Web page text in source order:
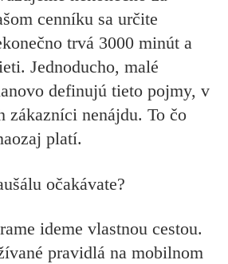
cenníku sa určite
trvá 3000 minút a
Jednoducho, malé
definujú tieto pojmy, v
zákazníci nenájdu. To čo
platí.
očakávate?
ideme vlastnou cestou.
pravidlá na mobilnom